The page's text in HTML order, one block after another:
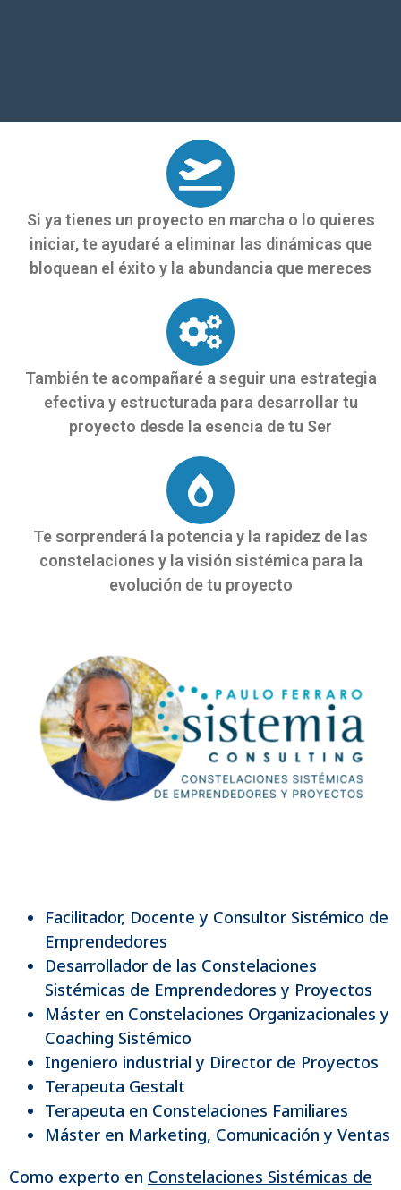
Si ya tienes un proyecto en marcha o lo quieres
iniciar, te ayudaré a eliminar las dinámicas que
bloquean el éxito y la abundancia que mereces
También te acompañaré a seguir una estrategia
efectiva y estructurada para desarrollar tu
proyecto desde la esencia de tu Ser
Te sorprenderá la potencia y la rapidez de las
constelaciones y la visión sistémica para la
evolución de tu proyecto
Facilitador, Docente y Consultor Sistémico de
Emprendedores
Desarrollador de las Constelaciones
Sistémicas de Emprendedores y Proyectos
Máster en Constelaciones Organizacionales y
Coaching Sistémico
Ingeniero industrial y Director de Proyectos
Terapeuta Gestalt
Terapeuta en Constelaciones Familiares
Máster en Marketing, Comunicación y Ventas
Como experto en Constelaciones Sistémicas de